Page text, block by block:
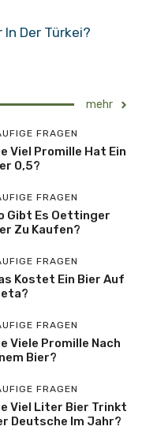
Der Türkei?
mehr
FRAGEN
Viel Promille Hat Ein
0,5?
FRAGEN
Gibt Es Oettinger
Zu Kaufen?
FRAGEN
Kostet Ein Bier Auf
FRAGEN
Viele Promille Nach
Bier?
FRAGEN
Viel Liter Bier Trinkt
Deutsche Im Jahr?